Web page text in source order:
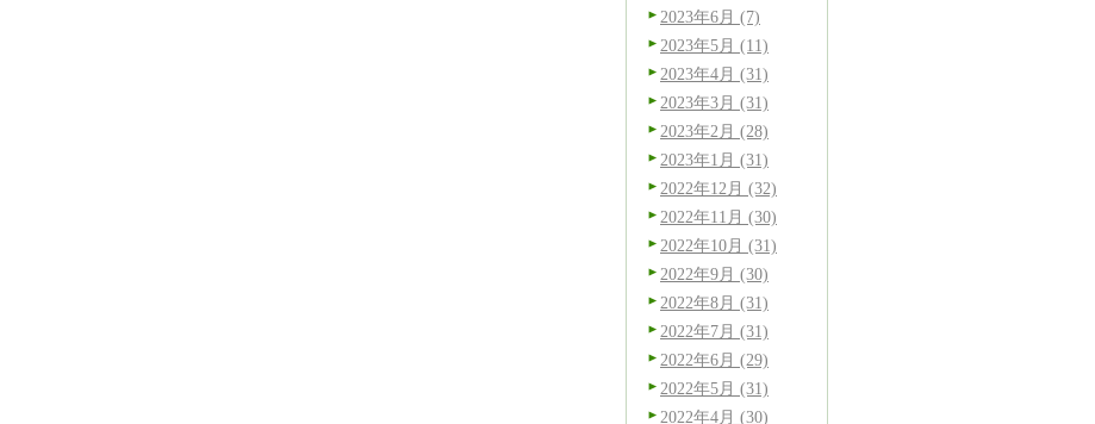
2023年6月 (7)
2023年5月 (11)
2023年4月 (31)
2023年3月 (31)
2023年2月 (28)
2023年1月 (31)
2022年12月 (32)
2022年11月 (30)
2022年10月 (31)
2022年9月 (30)
2022年8月 (31)
2022年7月 (31)
2022年6月 (29)
2022年5月 (31)
2022年4月 (30)